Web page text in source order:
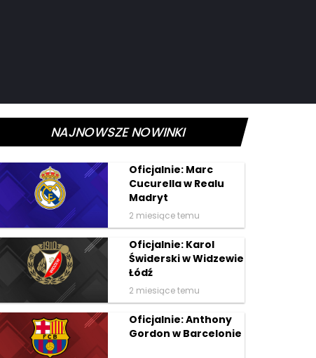
NAJNOWSZE NOWINKI
Oficjalnie: Marc
Cucurella w Realu
Madryt
2 miesiące temu
Oficjalnie: Karol
Świderski w Widzewie
Łódź
2 miesiące temu
Oficjalnie: Anthony
Gordon w Barcelonie